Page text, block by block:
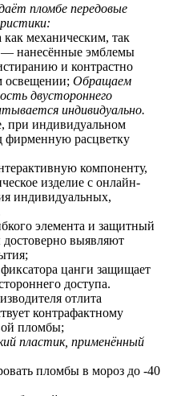
пломбе передовые
механическим, так
— нанесённые эмблемы
и контрастно
освещении; Обращаем
двустороннего
индивидуально.
при индивидуальном
фирменную расцветку
компоненту,
изделие с онлайн-
индивидуальных,
элемента и защитный
выявляют
фиксатора цанги защищает
доступа.
отлита
контрафактному
пломбы;
пластик, применённый
пломбы в мороз до -40